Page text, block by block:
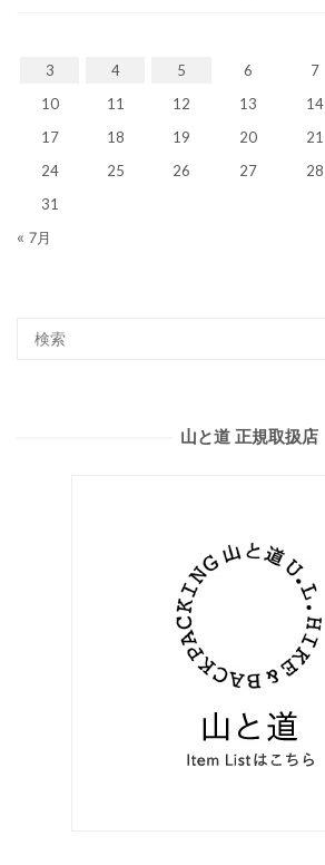
3
4 5 6 7
10
11 12 13 14
17
18 19 20 21
24
25 26 27 28
31
« 7月
山と道 正規取扱店